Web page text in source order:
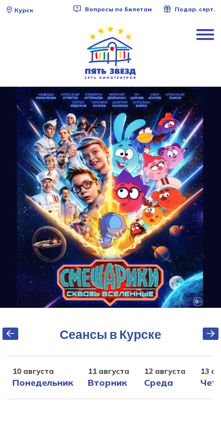
Курск Вопросы по билетам Подар. серт.
Сеансы в Курске
10 августа
Понедельник
11 августа
Вторник
12 августа
Среда
13